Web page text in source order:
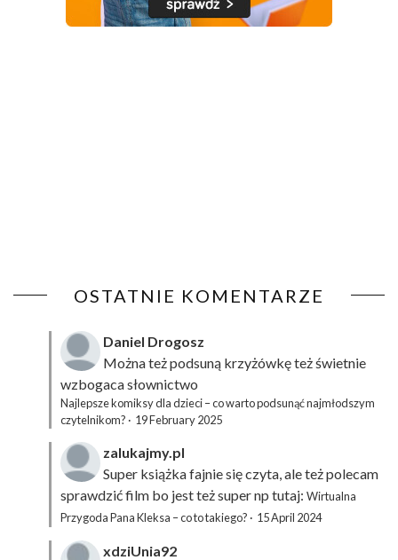
OSTATNIE KOMENTARZE
Daniel Drogosz
Można też podsuną krzyżówkęteż świetnie
wzbogaca słownictwo
Najlepsze komiksy dla dzieci – co warto podsunąć najmłodszym
czytelnikom? · 19 February 2025
zalukajmy.pl
Super książka fajnie się czyta, ale też polecam
sprawdzić film bo jest też super np tutaj: Wirtualna
Przygoda Pana Kleksa – co to takiego? · 15 April 2024
xdziUnia92